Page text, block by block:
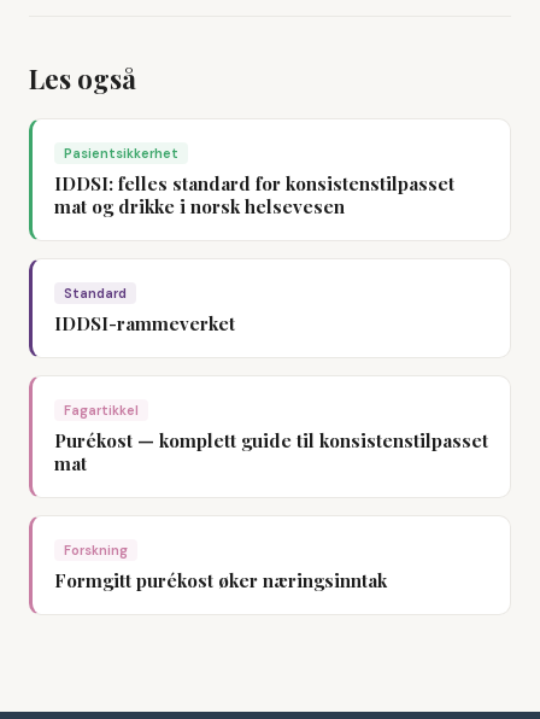
Les også
Pasientsikkerhet
IDDSI: felles standard for konsistenstilpasset
mat og drikke i norsk helsevesen
Standard
IDDSI-rammeverket
Fagartikkel
Purékost — komplett guide til konsistenstilpasset
mat
Forskning
Formgitt purékost øker næringsinntak